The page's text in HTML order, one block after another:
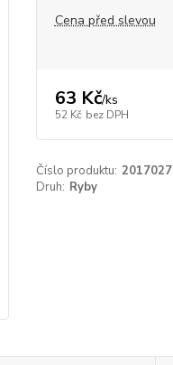
Cena před slevou
63 Kč/ks
52 Kč bez DPH
Číslo produktu: 2017027
Druh: Ryby